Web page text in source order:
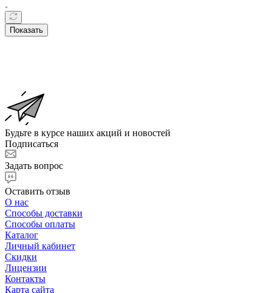
Показать
Будьте в курсе наших акций и новостей
Подписаться
Задать вопрос
Оставить отзыв
О нас
Способы доставки
Способы оплаты
Каталог
Личный кабинет
Скидки
Лицензии
Контакты
Карта сайта